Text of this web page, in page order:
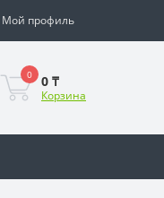
Мой профиль
0 0 ₸
Корзина